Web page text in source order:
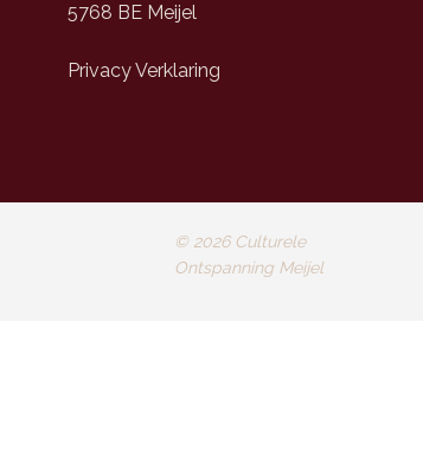
5768 BE Meijel
Privacy Verklaring
© 2026Culturele
Ontspanning Meijel